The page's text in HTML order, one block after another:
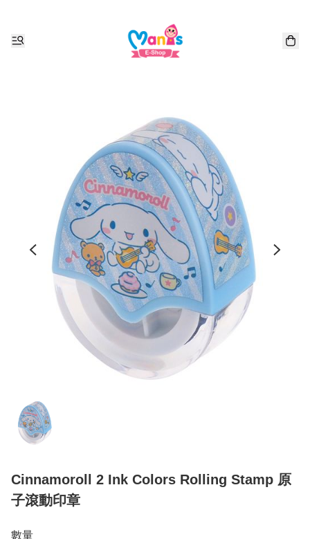
Cinnamoroll 2 Ink Colors Rolling Stamp 原
子滾動印章
數量